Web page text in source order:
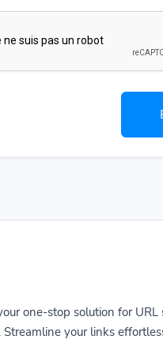
one-stop solution for
Streamline your links